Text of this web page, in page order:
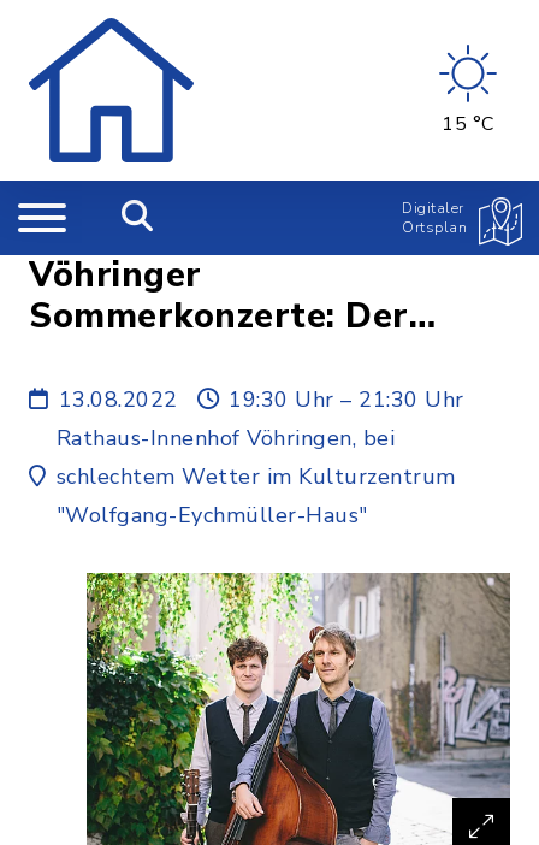
15 °C
Digitaler
Ortsplan
Vöhringer
Sommerkonzerte: Der
Anywhere is love
13.08.2022
19:30 Uhr – 21:30 Uhr
Rathaus-Innenhof Vöhringen, bei
schlechtem Wetter im Kulturzentrum
"Wolfgang-Eychmüller-Haus"